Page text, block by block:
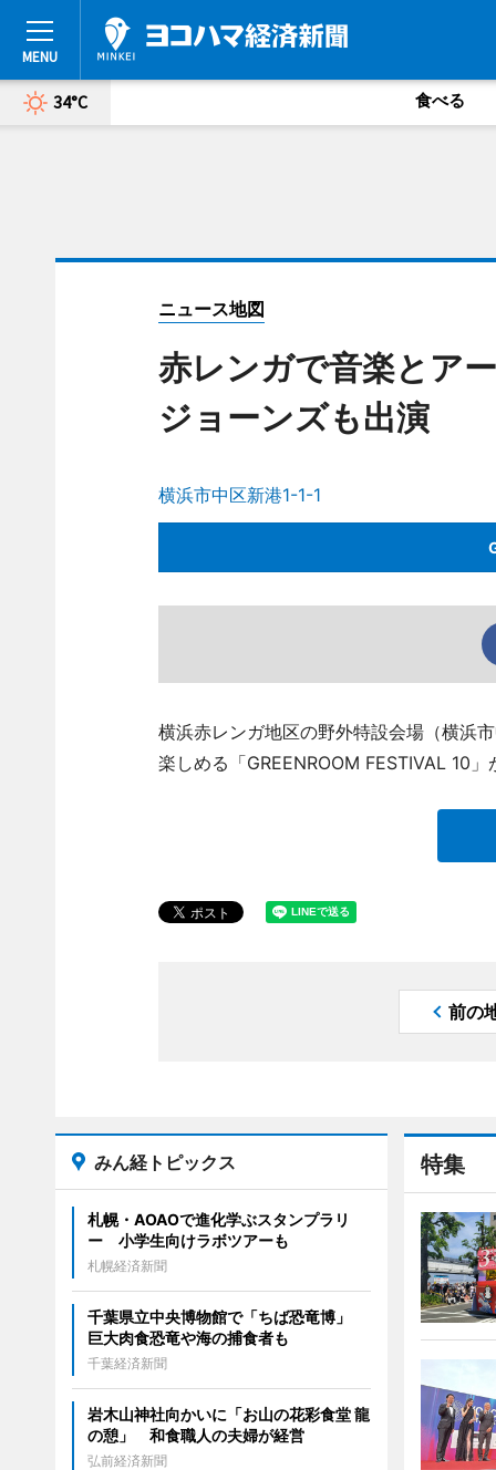
34°C 食べる
ニュース地図
赤レンガで音楽とア
ジョーンズも出演
横浜市中区新港1-1-1
横浜赤レンガ地区の野外特設会場（横浜
楽しめる「GREENROOM FESTIVAL 10
前の
特集
みん経トピックス
札幌・AOAOで進化学ぶスタンプラリ
ー 小学生向けラボツアーも
札幌経済新聞
千葉県立中央博物館で「ちば恐竜博」
巨大肉食恐竜や海の捕食者も
千葉経済新聞
岩木山神社向かいに「お山の花彩食堂 龍
の憩」 和食職人の夫婦が経営
弘前経済新聞